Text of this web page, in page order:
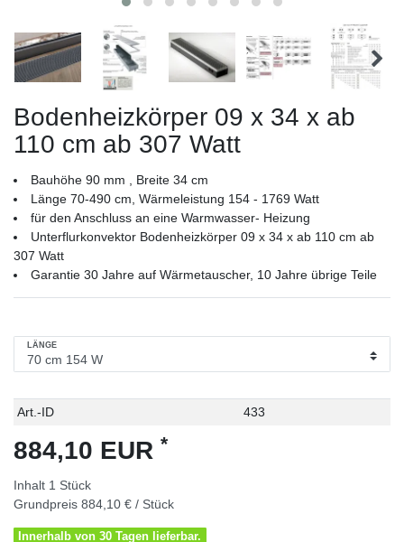
Bodenheizkörper 09 x 34 x ab
110 cm ab 307 Watt
Bauhöhe 90 mm , Breite 34 cm
Länge 70-490 cm, Wärmeleistung 154 - 1769 Watt
für den Anschluss an eine Warmwasser- Heizung
Unterflurkonvektor Bodenheizkörper 09 x 34 x ab 110 cm ab
307 Watt
Garantie 30 Jahre auf Wärmetauscher, 10 Jahre übrige Teile
LÄNGE
Technisches
Wert
Art.-ID 433
884,10 EUR *
Inhalt 1 Stück
Grundpreis 884,10 € / Stück
Innerhalb von 30 Tagen lieferbar.